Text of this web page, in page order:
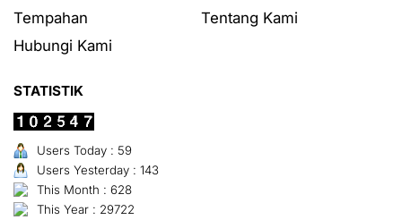
Tempahan
Tentang Kami
Hubungi Kami
STATISTIK
Users Today : 59
Users Yesterday : 143
This Month : 628
This Year : 29722